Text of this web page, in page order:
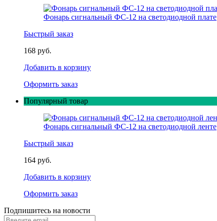
Фонарь сигнальный ФС-12 на светодиодной плате
Быстрый заказ
168 руб.
Добавить в корзину
Оформить заказ
Популярный товар
Фонарь сигнальный ФС-12 на светодиодной ленте
Быстрый заказ
164 руб.
Добавить в корзину
Оформить заказ
Подпишитесь на новости